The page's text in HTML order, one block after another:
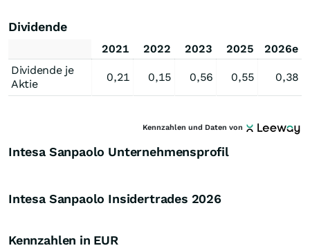
Dividende
2021 2022 2023 2025
2026e
Dividende je
Aktie
0,21 0,15 0,56 0,55 0,38
Kennzahlen und Daten von
Intesa Sanpaolo Unternehmensprofil
Intesa Sanpaolo Insidertrades 2026
Kennzahlen in EUR